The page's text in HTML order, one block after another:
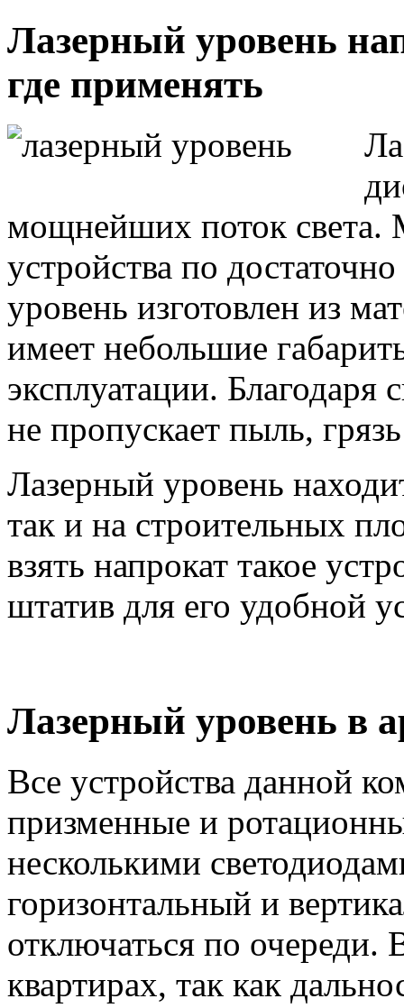
Лазерный уровень
где применять
мощнейших поток света.
устройства по
уровень изготовлен из
имеет небольшие
эксплуатации. Благодаря
не пропускает пыль,
Лазерный уровень
так и на строительных
взять напрокат такое
штатив для его удобной
Лазерный уровень в
Все устройства данной
призменные и
несколькими
горизонтальный и
отключаться по
квартирах, так как